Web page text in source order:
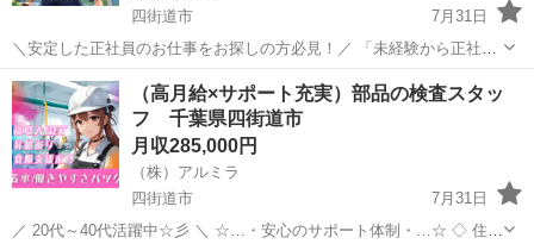
四街道市
7月31日
＼安定した正社員のお仕事をお探しの方必見！／ 「未経験から正社員
になれる？」 「すぐに働ける仕事が知りたい！」 「長期安定の職場で
働きたい！」 ⇒ そんなアナタにピッタリの正社員求人をご紹介！ ...
千葉 四街道市 工場 未経験
（高月給×サポート充実）部品の検査スタッ
フ 千葉県四街道市
月収285,000円
（株）アルミラ
四街道市
7月31日
／ 20代～40代活躍中☆彡 ＼ ☆…・安心のサポート体制・…☆ ◇ 住ま